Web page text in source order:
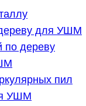
для УШМ
по дереву
пил
УШМ